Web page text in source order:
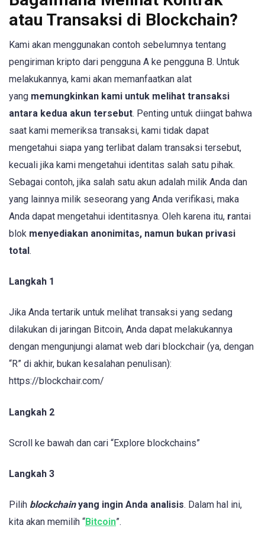
atau Transaksi di Blockchain?
Kami akan menggunakan contoh sebelumnya tentang
pengiriman kripto dari pengguna A ke pengguna B. Untuk
melakukannya, kami akan memanfaatkan alat
yang memungkinkan kami untuk melihat transaksi
antara kedua akun tersebut. Penting untuk diingat bahwa
saat kami memeriksa transaksi, kami tidak dapat
mengetahui siapa yang terlibat dalam transaksi tersebut,
kecuali jika kami mengetahui identitas salah satu pihak.
Sebagai contoh, jika salah satu akun adalah milik Anda dan
yang lainnya milik seseorang yang Anda verifikasi, maka
Anda dapat mengetahui identitasnya. Oleh karena itu, rantai
blok menyediakan anonimitas, namun bukan privasi
total.
Langkah 1
Jika Anda tertarik untuk melihat transaksi yang sedang
dilakukan di jaringan Bitcoin, Anda dapat melakukannya
dengan mengunjungi alamat web dari blockchair (ya, dengan
“R” di akhir, bukan kesalahan penulisan):
https://blockchair.com/
Langkah 2
Scroll ke bawah dan cari “Explore blockchains”
Langkah 3
Pilih blockchainyang ingin Anda analisis. Dalam hal ini,
kita akan memilih “Bitcoin”.